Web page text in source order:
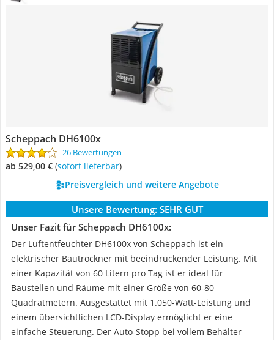
Scheppach DH6100x
26 Bewertungen
ab 529,00 € ( Sofort lieferbar)
Preisvergleich und weitere Angebote
Unsere Bewertung: SEHR GUT
Unser Fazit für Scheppach DH6100x:
Der Luftentfeuchter DH6100x von Scheppach ist ein
elektrischer Bautrockner mit beeindruckender Leistung. Mit
einer Kapazität von 60 Litern pro Tag ist er ideal für
Baustellen und Räume mit einer Größe von 60-80
Quadratmetern. Ausgestattet mit 1.050-Watt-Leistung und
einem übersichtlichen LCD-Display ermöglicht er eine
einfache Steuerung. Der Auto-Stopp bei vollem Behälter